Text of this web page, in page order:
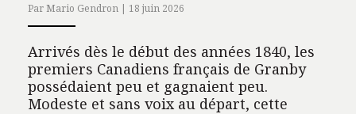
Par Mario Gendron | 18 juin 2026
Arrivés dès le début des années 1840, les
premiers Canadiens français de Granby
possédaient peu et gagnaient peu.
Modeste et sans voix au départ, cette